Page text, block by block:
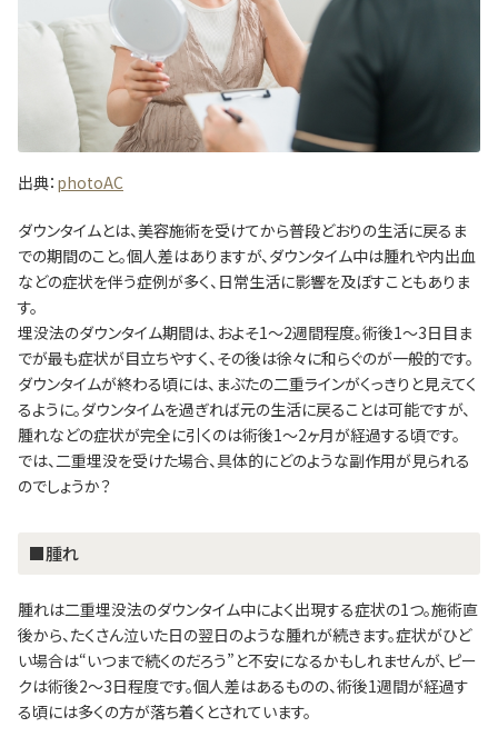
出典： photoAC
ダウンタイムとは、美容施術を受けてから普段どおりの生活に戻るま
での期間のこと。個人差はありますが、ダウンタイム中は腫れや内出血
などの症状を伴う症例が多く、日常生活に影響を及ぼすこともありま
す。
埋没法のダウンタイム期間は、およそ1～2週間程度。術後1～3日目ま
でが最も症状が目立ちやすく、その後は徐々に和らぐのが一般的です。
ダウンタイムが終わる頃には、まぶたの二重ラインがくっきりと見えてく
るように。ダウンタイムを過ぎれば元の生活に戻ることは可能ですが、
腫れなどの症状が完全に引くのは術後1～2ヶ月が経過する頃です。
では、二重埋没を受けた場合、具体的にどのような副作用が見られる
のでしょうか？
■腫れ
腫れは二重埋没法のダウンタイム中によく出現する症状の1つ。施術直
後から、たくさん泣いた日の翌日のような腫れが続きます。症状がひど
い場合は“いつまで続くのだろう”と不安になるかもしれませんが、ピー
クは術後2～3日程度です。個人差はあるものの、術後1週間が経過す
る頃には多くの方が落ち着くとされています。